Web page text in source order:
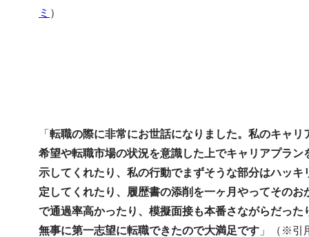
ミ ）
「 転職の際に非常にお世話になりました。私のキャリ
希望や転職市場の状況を意識した上でキャリアプラン
示してくれたり、私の行動でまずそうな部分はハッキ
定してくれたり、履歴書の添削を一ヶ月やってそのお
で通過率高かったり、模擬面接も本番さながらだった
無事に第一志望に転職できたので大満足です 」（※引